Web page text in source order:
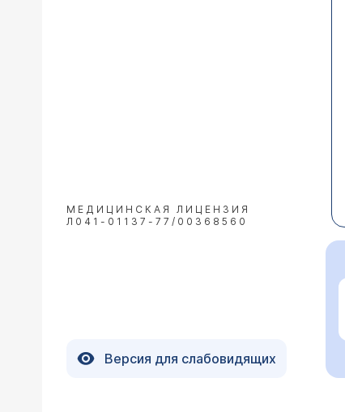
МЕДИЦИНСКАЯ ЛИЦЕНЗИЯ
Л041-01137-77/00368560
Версия для слабовидящих